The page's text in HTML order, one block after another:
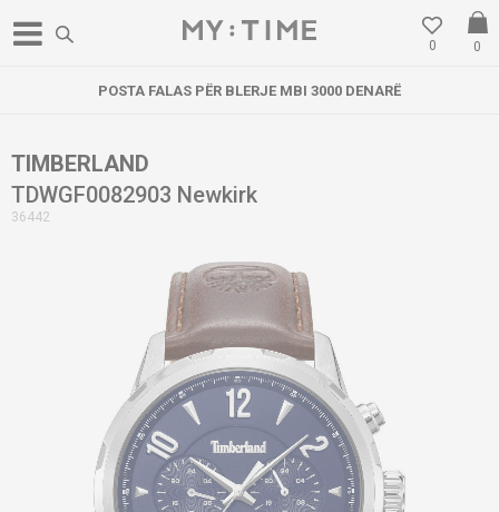
0
0
POSTA FALAS PËR BLERJE MBI 3000 DENARË
TIMBERLAND
TDWGF0082903 Newkirk
36442